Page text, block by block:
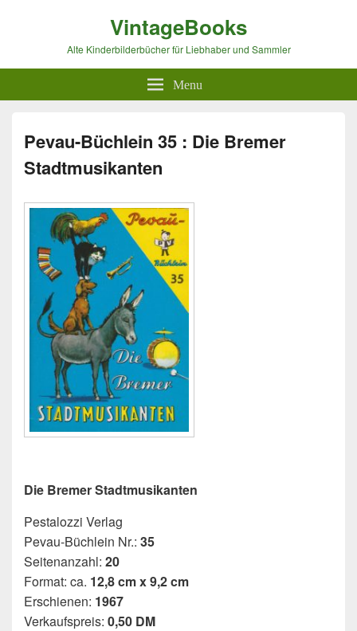
VintageBooks
Alte Kinderbilderbücher für Liebhaber und Sammler
Menu
Pevau-Büchlein 35 : Die Bremer
Stadtmusikanten
Die Bremer Stadtmusikanten
Pestalozzi Verlag
Pevau-Büchlein Nr.: 35
Seitenanzahl: 20
Format: ca. 12,8 cm x 9,2 cm
Erschienen: 1967
Verkaufspreis: 0,50 DM